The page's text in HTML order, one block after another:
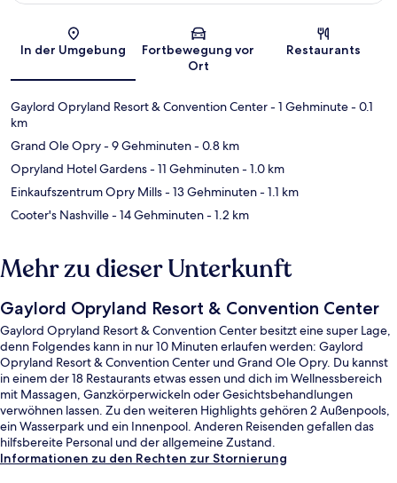
Karte
In der Umgebung
Fortbewegung vor
Ort
Restaurants
Gaylord Opryland Resort & Convention Center- 1 Gehminute- 0.1
km
Grand Ole Opry- 9 Gehminuten- 0.8 km
Opryland Hotel Gardens- 11 Gehminuten- 1.0 km
Einkaufszentrum Opry Mills- 13 Gehminuten- 1.1 km
Cooter's Nashville- 14 Gehminuten- 1.2 km
Mehr zu dieser Unterkunft
Gaylord Opryland Resort & Convention Center
Gaylord Opryland Resort & Convention Center besitzt eine super Lage,
denn Folgendes kann in nur 10 Minuten erlaufen werden: Gaylord
Opryland Resort & Convention Center und Grand Ole Opry. Du kannst
in einem der 18 Restaurants etwas essen und dich im Wellnessbereich
mit Massagen, Ganzkörperwickeln oder Gesichtsbehandlungen
verwöhnen lassen. Zu den weiteren Highlights gehören 2 Außenpools,
ein Wasserpark und ein Innenpool. Anderen Reisenden gefallen das
hilfsbereite Personal und der allgemeine Zustand.
Informationen zu den Rechten zur Stornierung